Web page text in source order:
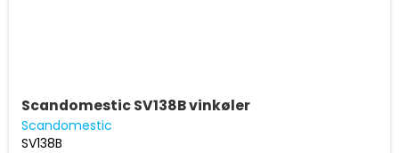
Scandomestic SV138B vinkøler
Scandomestic
SV138B